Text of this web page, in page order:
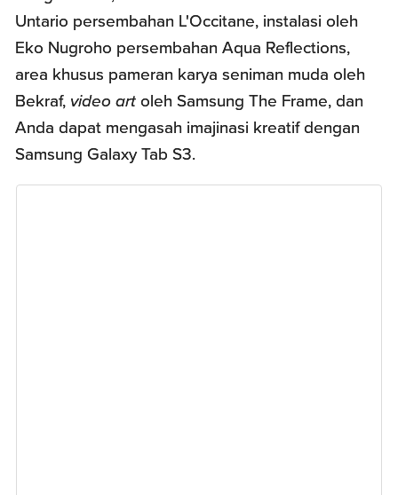
Untario persembahan L'Occitane, instalasi oleh
Eko Nugroho persembahan Aqua Reflections,
area khusus pameran karya seniman muda oleh
Bekraf, video art oleh Samsung The Frame, dan
Anda dapat mengasah imajinasi kreatif dengan
Samsung Galaxy Tab S3.